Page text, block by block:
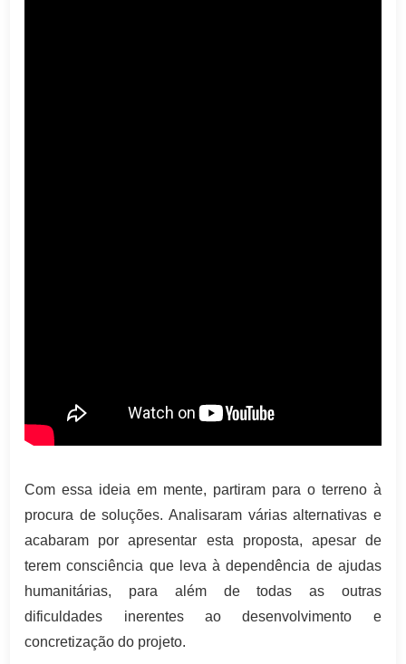
Com essa ideia em mente, partiram para o terreno à
procura de soluções. Analisaram várias alternativas e
acabaram por apresentar esta proposta, apesar de
terem consciência que leva à dependência de ajudas
humanitárias, para além de todas as outras
dificuldades inerentes ao desenvolvimento e
concretização do projeto.